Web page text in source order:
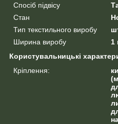
Спосіб підвісу
Стан
Тип текстильного виробу
Ширина виробу
1
Користувальницькі
Кріплення: